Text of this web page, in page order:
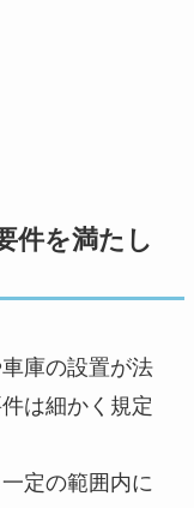
件を満たし
庫の設置が法
は細かく規定
定の範囲内に